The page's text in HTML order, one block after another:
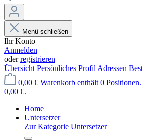
Menü schließen
Ihr Konto
Anmelden
oderregistrieren
Übersicht Persönliches Profil Adressen
0,00 € Warenkorb enthält 0
0,00 €.
Home
Untersetzer
Zur Kategorie Untersetzer